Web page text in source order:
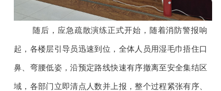
随后，应急疏散演练正式开始，随着消防警报响
起，各楼层引导员迅速到位，全体人员用湿毛巾捂住口
鼻、弯腰低姿，沿预定路线快速有序撤离至安全集结区
域，各部门立即清点人数并上报，整个过程紧张有序、